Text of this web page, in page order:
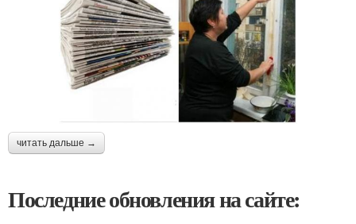
читать дальше →
Последние обновления на сайте: